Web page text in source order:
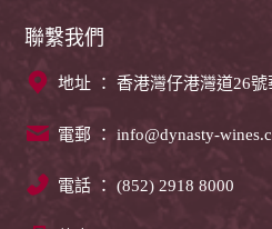
聯繫我們
地址 ： 香港灣仔港灣道26
電郵 ：info@dynasty-
電話 ： (852) 2918 8000